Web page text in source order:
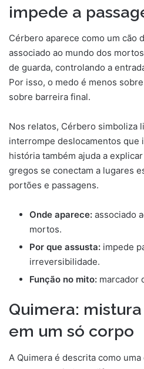
impede a
Cérbero aparece como um cão
associado ao mundo dos
de guarda, controlando a
Por isso, o medo é menos
sobre barreira final.
Nos relatos, Cérbero simboliza
interrompe deslocamentos que
história também ajuda a
gregos se conectam a lugares
portões e passagens.
Onde aparece: associado
mortos.
Por que assusta: impede
irreversibilidade.
Função no mito: marcador
Quimera:
em um só corpo
A Quimera é descrita como